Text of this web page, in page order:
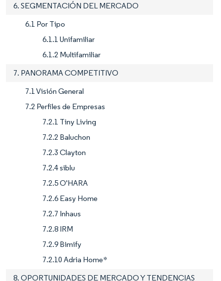
6. SEGMENTACIÓN DEL MERCADO
6.1 Por Tipo
6.1.1 Unifamiliar
6.1.2 Multifamiliar
7. PANORAMA COMPETITIVO
7.1 Visión General
7.2 Perfiles de Empresas
7.2.1 Tiny Living
7.2.2 Baluchon
7.2.3 Clayton
7.2.4 siblu
7.2.5 O'HARA
7.2.6 Easy Home
7.2.7 Inhaus
7.2.8 IRM
7.2.9 Bimify
7.2.10 Adria Home*
8. OPORTUNIDADES DE MERCADO Y TENDENCIAS